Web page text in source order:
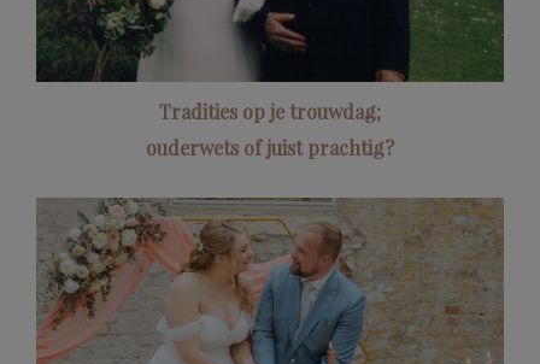
Tradities op je trouwdag;
ouderwets of juist prachtig?